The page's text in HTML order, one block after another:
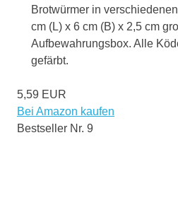
Brotwürmer in
cm (L) x 6 cm (B) x 2,5 cm
Aufbewahrungsbox. Alle
gefärbt.
5,59 EUR
Bei Amazon kaufen
Bestseller Nr. 9